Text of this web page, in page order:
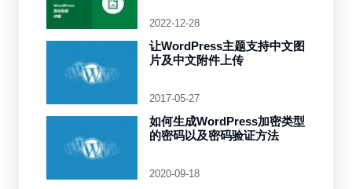
2022-12-28
让WordPress主题支持中文图
片及中文附件上传
2017-05-27
如何生成WordPress加密类型
的密码以及密码验证方法
2020-09-18